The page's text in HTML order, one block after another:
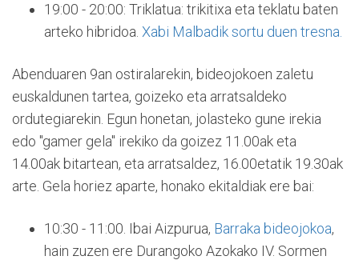
19:00 - 20:00: Triklatua: trikitixa eta teklatu baten
arteko hibridoa. Xabi Malbadik sortu duen tresna.
Abenduaren 9an ostiralarekin, bideojokoen zaletu
euskaldunen tartea, goizeko eta arratsaldeko
ordutegiarekin. Egun honetan, jolasteko gune irekia
edo "gamer gela" irekiko da goizez 11.00ak eta
14.00ak bitartean, eta arratsaldez, 16.00etatik 19.30ak
arte. Gela horiez aparte, honako ekitaldiak ere bai:
10:30 - 11:00. Ibai Aizpurua, Barraka bideojokoa,
hain zuzen ere Durangoko Azokako IV. Sormen